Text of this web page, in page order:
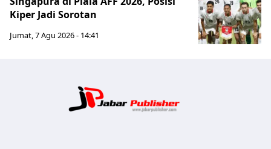
Kiper Jadi Sorotan
Jumat, 7 Agu 2026 - 14:41